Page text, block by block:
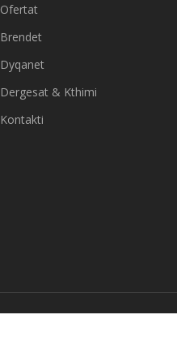
Ofertat
Brendet
Dyqanet
Dergesat & Kthimi
Kontakti